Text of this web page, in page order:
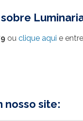
ou clique aqui e
nosso site: